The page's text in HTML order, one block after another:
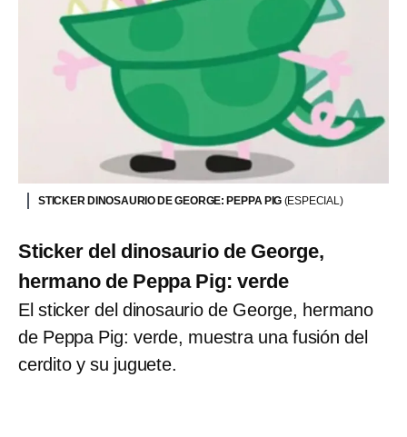
STICKER DINOSAURIO DE GEORGE: PEPPA PIG (ESPECIAL)
Sticker del dinosaurio de George,
hermano de Peppa Pig: verde
El sticker del dinosaurio de George, hermano
de Peppa Pig: verde, muestra una fusión del
cerdito y su juguete.